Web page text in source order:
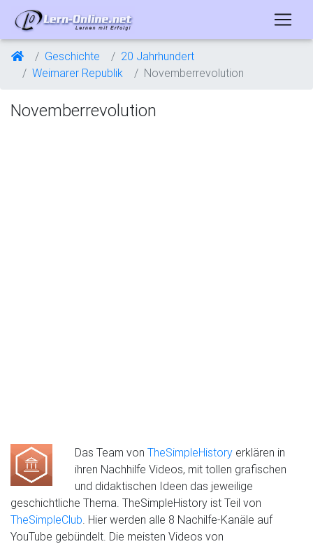
Geschichte
20 Jahrhundert
Weimarer Republik
Novemberrevolution
Novemberrevolution
Das Team von TheSimpleHistory erklären in
ihren Nachhilfe Videos, mit tollen grafischen
und didaktischen Ideen das jeweilige
geschichtliche Thema. TheSimpleHistory ist Teil von
TheSimpleClub. Hier werden alle 8 Nachilfe-Kanäle auf
YouTube gebündelt. Die meisten Videos von